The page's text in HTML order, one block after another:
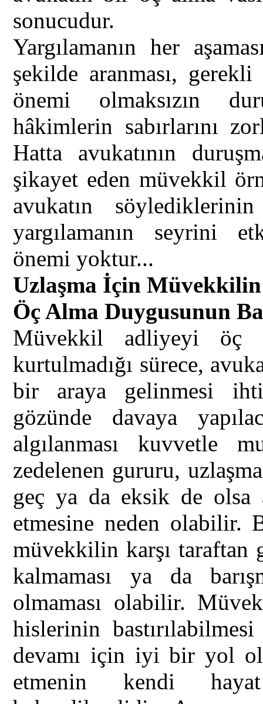
sonucudur.
Yargılamanın her
şekilde aranması,
önemi olmaksızın
hâkimlerin sabırlarını
Hatta avukatının
şikayet eden müvekkil
avukatın
yargılamanın seyrini
önemi yoktur...
Uzlaşma İçin
Öç Alma Duygusunun
Müvekkil adliyeyi öç
kurtulmadığı sürece,
bir araya gelinmesi
gözünde davaya
algılanması kuvvetle
zedelenen gururu,
geç ya da eksik de olsa
etmesine neden olabilir.
müvekkilin karşı
kalmaması ya da
olmaması olabilir.
hislerinin
devamı için iyi bir yol
etmenin kendi